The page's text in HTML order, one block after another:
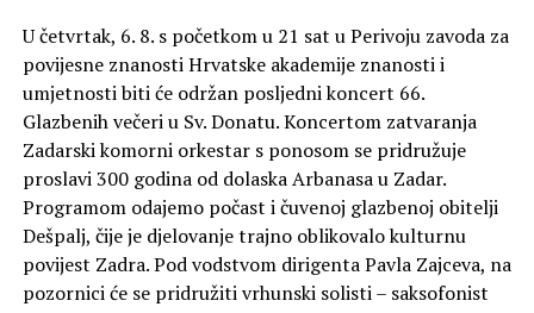
U četvrtak, 6. 8. s početkom u 21 sat u Perivoju zavoda za
povijesne znanosti Hrvatske akademije znanosti i
umjetnosti biti će održan posljedni koncert 66.
Glazbenih večeri u Sv. Donatu. Koncertom zatvaranja
Zadarski komorni orkestar s ponosom se pridružuje
proslavi 300 godina od dolaska Arbanasa u Zadar.
Programom odajemo počast i čuvenoj glazbenoj obitelji
Dešpalj, čije je djelovanje trajno oblikovalo kulturnu
povijest Zadra. Pod vodstvom dirigenta Pavla Zajceva, na
pozornici će se pridružiti vrhunski solisti – saksofonist